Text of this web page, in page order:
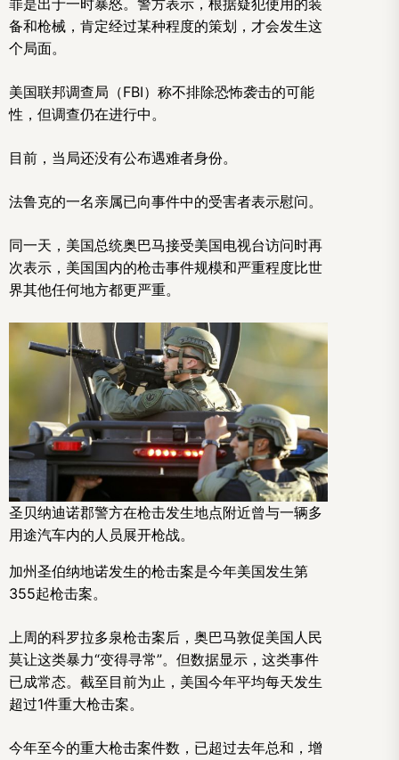
备和枪械，肯定经过某种程度的策划，才会发生这
个局面。
美国联邦调查局（FBI）称不排除恐怖袭击的可能
性，但调查仍在进行中。
目前，当局还没有公布遇难者身份。
法鲁克的一名亲属已向事件中的受害者表示慰问。
同一天，美国总统奥巴马接受美国电视台访问时再
次表示，美国国内的枪击事件规模和严重程度比世
界其他任何地方都更严重。
圣贝纳迪诺郡警方在枪击发生地点附近曾与一辆多
用途汽车内的人员展开枪战。
加州圣伯纳地诺发生的枪击案是今年美国发生第
355起枪击案。
上周的科罗拉多泉枪击案后，奥巴马敦促美国人民
莫让这类暴力“变得寻常”。但数据显示，这类事件
已成常态。截至目前为止，美国今年平均每天发生
超过1件重大枪击案。
今年至今的重大枪击案件数，已超过去年总和，增